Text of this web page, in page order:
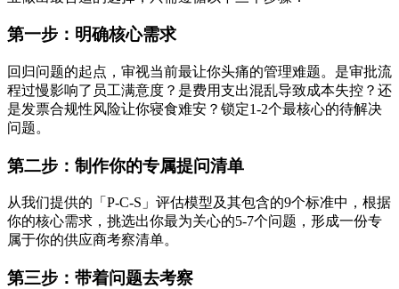
第一步：明确核心需求
回归问题的起点，审视当前最让你头痛的管理难题。是审批流
程过慢影响了员工满意度？是费用支出混乱导致成本失控？还
是发票合规性风险让你寝食难安？锁定1-2个最核心的待解决
问题。
第二步：制作你的专属提问清单
从我们提供的「P-C-S」评估模型及其包含的9个标准中，根据
你的核心需求，挑选出你最为关心的5-7个问题，形成一份专
属于你的供应商考察清单。
第三步：带着问题去考察